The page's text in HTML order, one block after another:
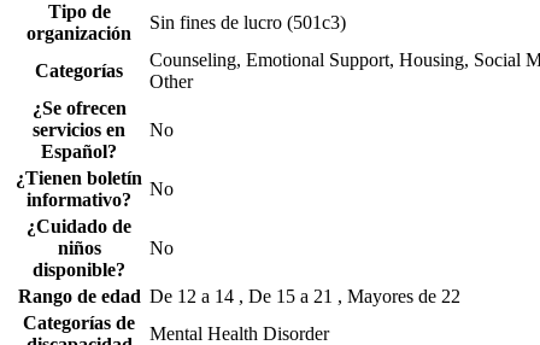
Tipo de
organización
Sin fines de lucro (501c3)
Categorías
Counseling, Emotional Support, Housing, Social
Other
¿Se ofrecen
servicios en
Español?
No
¿Tienen boletín
informativo?
No
¿Cuidado de
niños
disponible?
No
Rango de edad De 12 a 14 , De 15 a 21 , Mayores de 22
Categorías de
Mental Health Disorder